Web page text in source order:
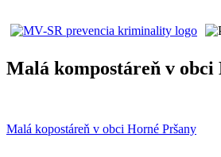
Malá kompostáreň v obci
Malá kopostáreň v obci Horné Pršany